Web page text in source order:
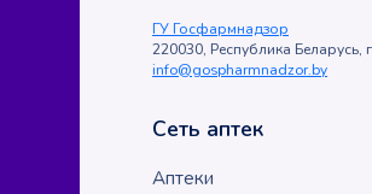
ГУ Госфармнадзор
220030, Республика
info@gospharmnadzor.by
Сеть аптек
Аптеки